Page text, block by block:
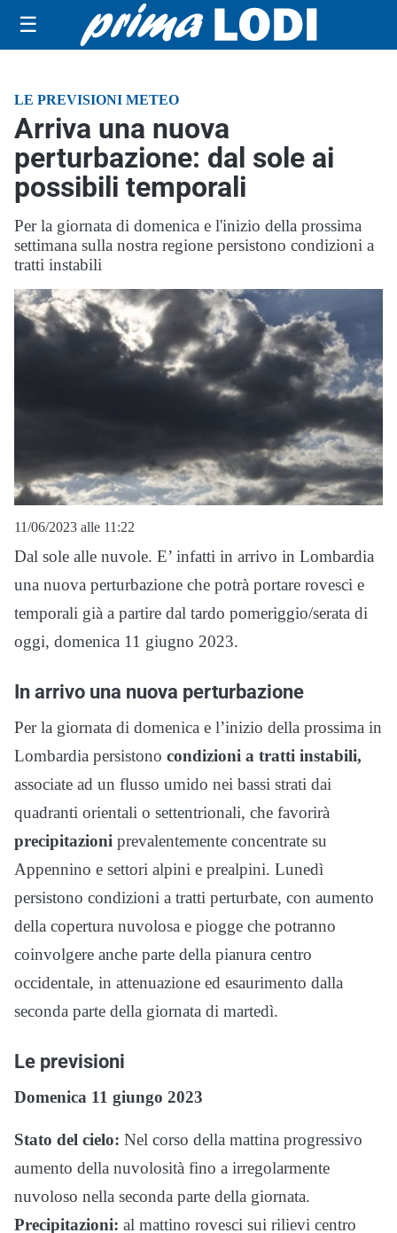
☰
LE PREVISIONI METEO
Arriva una nuova
perturbazione: dal sole ai
possibili temporali
Per la giornata di domenica e l'inizio della prossima
settimana sulla nostra regione persistono condizioni a
tratti instabili
11/06/2023 alle 11:22
Dal sole alle nuvole. E’ infatti in arrivo in Lombardia
una nuova perturbazione che potrà portare rovesci e
temporali già a partire dal tardo pomeriggio/serata di
oggi, domenica 11 giugno 2023.
In arrivo una nuova perturbazione
Per la giornata di domenica e l’inizio della prossima in
Lombardia persistono condizioni a tratti instabili,
associate ad un flusso umido nei bassi strati dai
quadranti orientali o settentrionali, che favorirà
precipitazioni prevalentemente concentrate su
Appennino e settori alpini e prealpini. Lunedì
persistono condizioni a tratti perturbate, con aumento
della copertura nuvolosa e piogge che potranno
coinvolgere anche parte della pianura centro
occidentale, in attenuazione ed esaurimento dalla
seconda parte della giornata di martedì.
Le previsioni
Domenica 11 giungo 2023
Stato del cielo: Nel corso della mattina progressivo
aumento della nuvolosità fino a irregolarmente
nuvoloso nella seconda parte della giornata.
Precipitazioni: al mattino rovesci sui rilievi centro